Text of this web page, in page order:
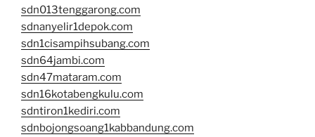
sdn013tenggarong.com
sdnanyelir1depok.com
sdn1cisampihsubang.com
sdn64jambi.com
sdn47mataram.com
sdn16kotabengkulu.com
sdntiron1kediri.com
sdnbojongsoang1kabbandung.com